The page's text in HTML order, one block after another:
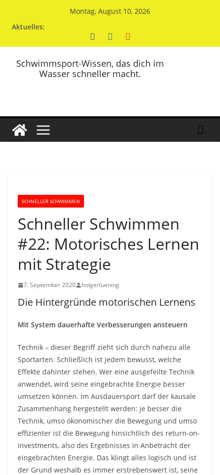
Montag, August 10, 2026
Aktuelles:
Schwimmsport-Wissen, das dich im
Wasser schneller macht.
SCHNELLER SCHWIMMEN
Schneller Schwimmen
#22: Motorisches Lernen
mit Strategie
7. September 2020 holgerluening
Die Hintergründe motorischen Lernens
Mit System dauerhafte Verbesserungen ansteuern
Technik – dieser Begriff zieht sich durch nahezu alle
Sportarten. Schließlich ist jedem bewusst, welche
Effekte dahinter stehen. Wer eine ausgefeilte Technik
anwendet, wird seine eingebrachte Energie besser
umsetzen können. Im Ausdauersport darf der kausale
Zusammenhang hergestellt werden: je besser die
Technik, umso ökonomischer die Bewegung und umso
effizienter ist die Bewegung hinsichtlich des return-on-
investments, also des Ergebnisses in Anbetracht der
eingebrachten Energie. Das klingt alles logisch und ist
der Grund weshalb es immer erstrebenswert ist, seine